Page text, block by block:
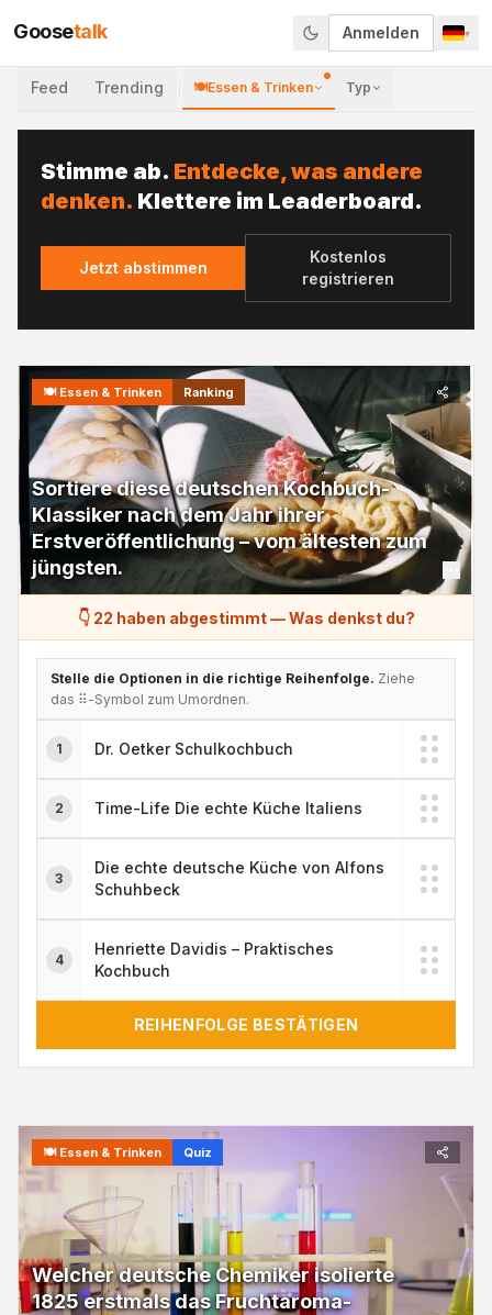
Goosetalk Anmelden ▾
Feed Trending 🍽️Essen & Trinken Typ
Stimme ab. Entdecke, was andere
denken. Klettere im Leaderboard.
Jetzt abstimmen
Kostenlos
registrieren
🍽️ Essen & Trinken Ranking
Sortiere diese deutschen Kochbuch-
Klassiker nach dem Jahr ihrer
Erstveröffentlichung – vom ältesten zum
jüngsten.
👇 22 haben abgestimmt—Was denkst du?
Stelle die Optionen in die richtige Reihenfolge. Ziehe
das ⠿-Symbol zum Umordnen.
1 Dr. Oetker Schulkochbuch
2 Time-Life Die echte Küche Italiens
3
Die echte deutsche Küche von Alfons
Schuhbeck
4
Henriette Davidis – Praktisches
Kochbuch
REIHENFOLGE BESTÄTIGEN
🍽️ Essen & Trinken Quiz
Welcher deutsche Chemiker isolierte
1825 erstmals das Fruchtaroma-